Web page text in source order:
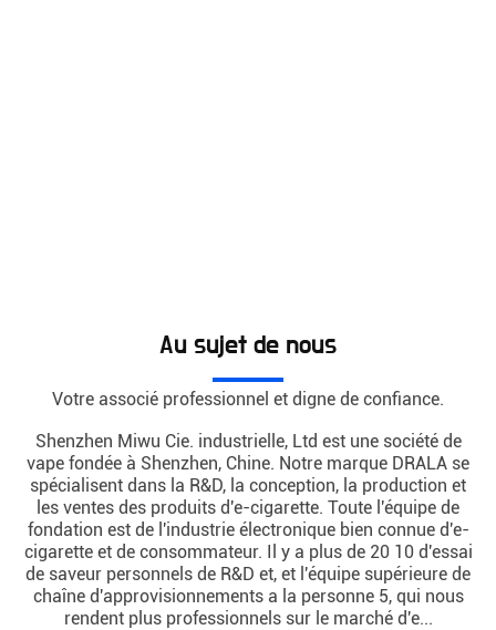
Au sujet de nous
Votre associé professionnel et digne de confiance.
Shenzhen Miwu Cie. industrielle, Ltd est une société de
vape fondée à Shenzhen, Chine. Notre marque DRALA se
spécialisent dans la R&D, la conception, la production et
les ventes des produits d'e-cigarette. Toute l'équipe de
fondation est de l'industrie électronique bien connue d'e-
cigarette et de consommateur. Il y a plus de 20 10 d'essai
de saveur personnels de R&D et, et l'équipe supérieure de
chaîne d'approvisionnements a la personne 5, qui nous
rendent plus professionnels sur le marché d'e...